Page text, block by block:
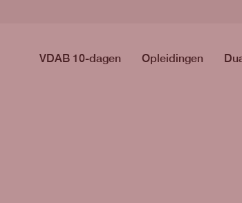
VDAB 10-dagen Opleidingen